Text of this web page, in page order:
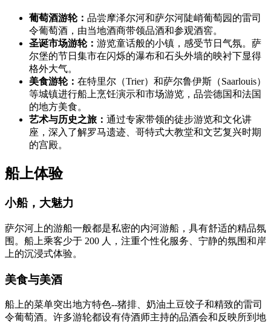
葡萄酒游轮： 品尝摩泽尔河和萨尔河陡峭葡萄园的雷司
令葡萄酒，由当地酒商带领品酒和参观酒窖。
圣诞市场游轮： 游览童话般的小镇，感受节日气氛。萨
尔堡的节日集市在闪烁的瀑布和石头外墙的映衬下显得
格外大气。
美食游轮： 在特里尔（Trier）和萨尔鲁伊斯（Saarlouis）
等城镇进行船上烹饪演示和市场游览，品尝德国和法国
的地方美食。
艺术与历史之旅： 通过专家带领的徒步游览和文化讲
座，深入了解罗马遗迹、哥特式大教堂和文艺复兴时期
的宫殿。
船上体验
小船，大魅力
萨尔河上的游船一般都是私密的内河游船，具有舒适的精品氛
围。船上乘客少于 200 人，注重个性化服务、宁静的氛围和岸
上的沉浸式体验。
美食与美酒
船上的菜单突出地方特色--猪排、奶油土豆饺子和精致的雷司
令葡萄酒。许多游轮都设有侍酒师主持的品酒会和反映所到地